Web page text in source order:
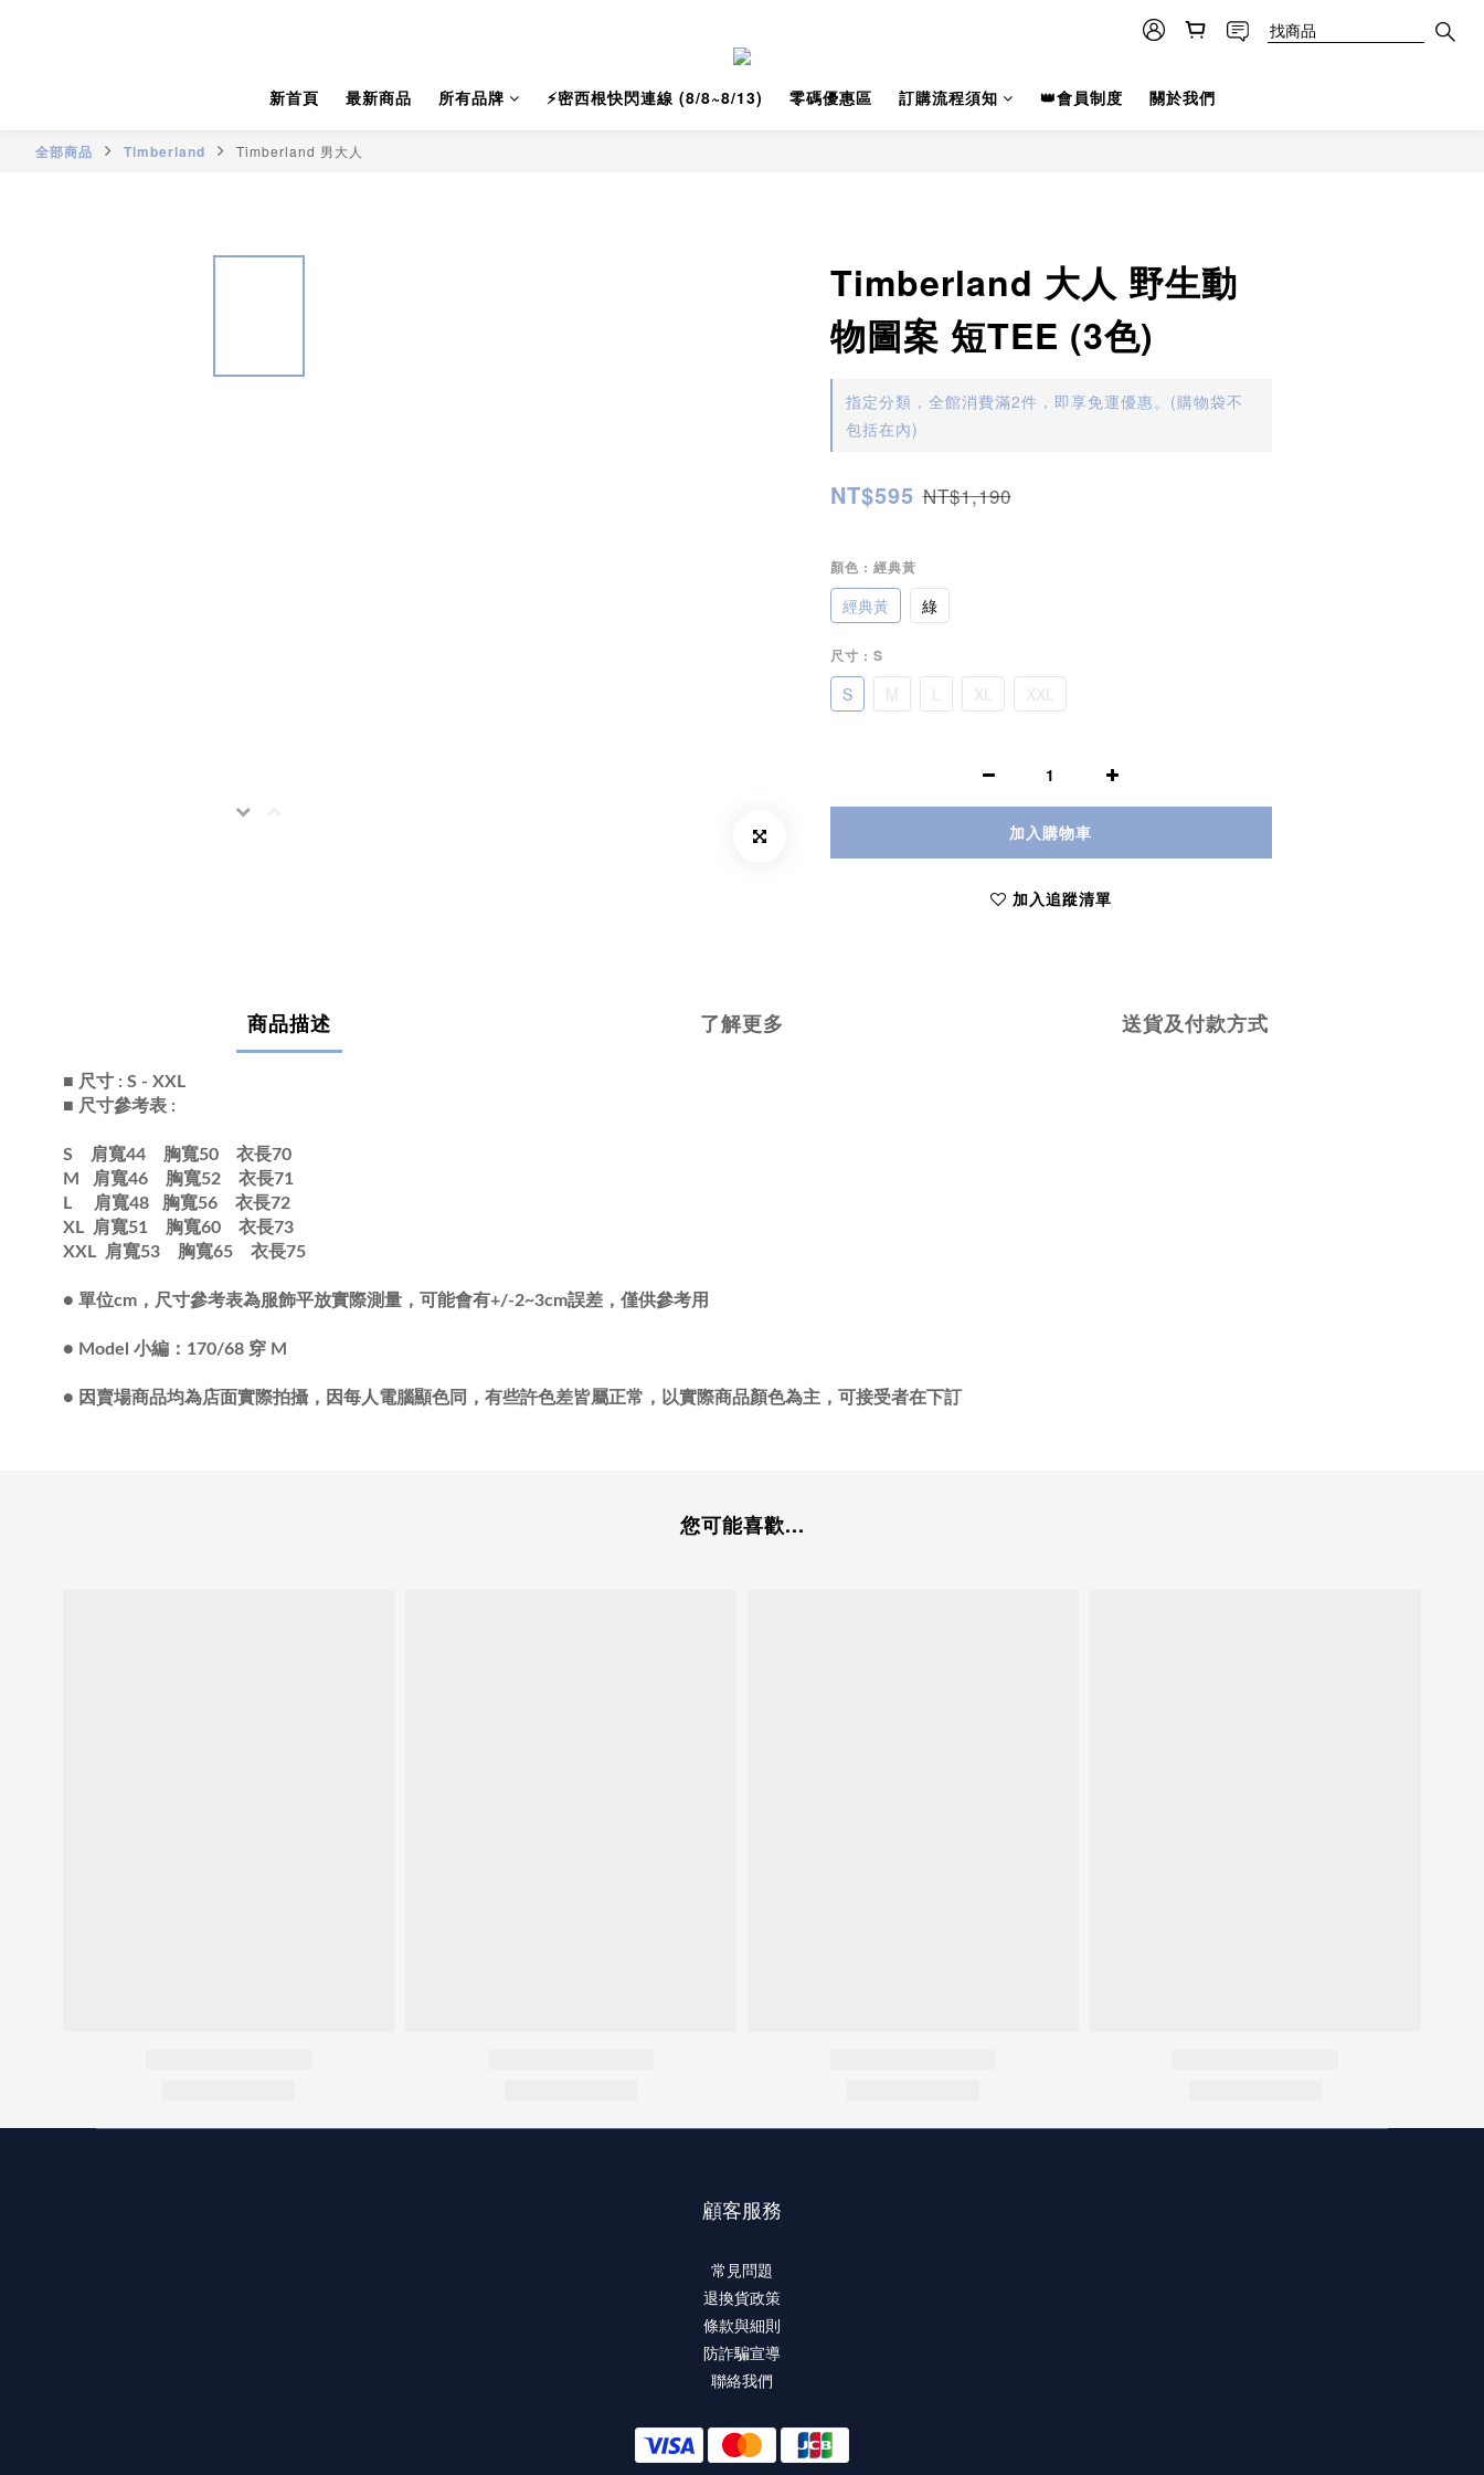
新首頁 最新商品 所有品牌 ⚡️密西根快閃連線 (8/8~8/13) 零碼優惠區 訂購流程須知 👑會員制度 關於我們
全部商品 Timberland Timberland 男大人
Timberland 大人 野生動
物圖案 短TEE (3色)
指定分類，全館消費滿2件，即享免運優惠。(購物袋不
包括在內)
NT$595 NT$1,190
顏色 : 經典黃
經典黃 綠
尺寸 : S
S M L XL XXL
加入購物車
加入追蹤清單
商品描述 了解更多 送貨及付款方式
■ 尺寸 : S - XXL
■ 尺寸參考表 :
S 肩寬44 胸寬50 衣長70
M 肩寬46 胸寬52 衣長71
L 肩寬48 胸寬56 衣長72
XL 肩寬51 胸寬60 衣長73
XXL 肩寬53 胸寬65 衣長75
● 單位cm，尺寸參考表為服飾平放實際測量，可能會有+/-2~3cm誤差，僅供參考用
● Model 小編：170/68 穿 M
● 因賣場商品均為店面實際拍攝，因每人電腦顯色同，有些許色差皆屬正常，以實際商品顏色為主，可接受者在下訂
您可能喜歡...
顧客服務
常見問題
退換貨政策
條款與細則
防詐騙宣導
聯絡我們